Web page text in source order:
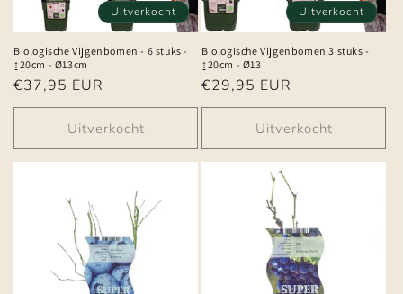
Uitverkocht
Biologische Vijgenbomen - 6 stuks -
↨20cm - Ø13cm
Normale
prijs
€37,95 EUR
Uitverkocht
Uitverkocht
Biologische Vijgenbomen 3 stuks -
↨20cm - Ø13
Normale
prijs
€29,95 EUR
Uitverkocht